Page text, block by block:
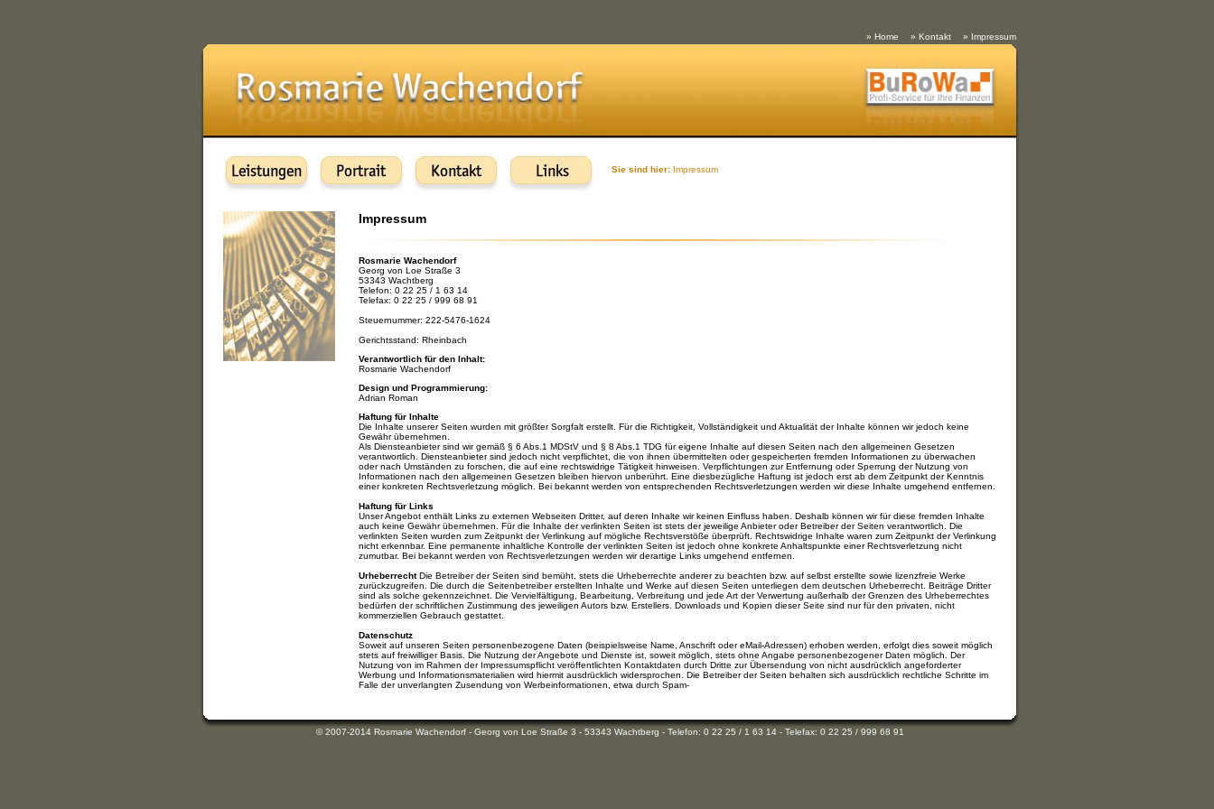
» Home » Kontakt » Impressum
Sie sind hier: Impressum
Impressum
Rosmarie Wachendorf
Georg von Loe Straße 3
53343 Wachtberg
Telefon: 0 22 25 / 1 63 14
Telefax: 0 22 25 / 999 68 91
Steuernummer: 222-5476-1624
Gerichtsstand: Rheinbach
Verantwortlich für den Inhalt:
Rosmarie Wachendorf
Design und Programmierung:
Adrian Roman
Haftung für Inhalte
Die Inhalte unserer Seiten wurden mit größter Sorgfalt erstellt. Für die Richtigkeit, Vollständigkeit und Aktualität der Inhalte können wir jedoch keine
Gewähr übernehmen.
Als Diensteanbieter sind wir gemäß § 6 Abs.1 MDStV und § 8 Abs.1 TDG für eigene Inhalte auf diesen Seiten nach den allgemeinen Gesetzen
verantwortlich. Diensteanbieter sind jedoch nicht verpflichtet, die von ihnen übermittelten oder gespeicherten fremden Informationen zu überwachen
oder nach Umständen zu forschen, die auf eine rechtswidrige Tätigkeit hinweisen. Verpflichtungen zur Entfernung oder Sperrung der Nutzung von
Informationen nach den allgemeinen Gesetzen bleiben hiervon unberührt. Eine diesbezügliche Haftung ist jedoch erst ab dem Zeitpunkt der Kenntnis
einer konkreten Rechtsverletzung möglich. Bei bekannt werden von entsprechenden Rechtsverletzungen werden wir diese Inhalte umgehend entfernen.
Haftung für Links
Unser Angebot enthält Links zu externen Webseiten Dritter, auf deren Inhalte wir keinen Einfluss haben. Deshalb können wir für diese fremden Inhalte
auch keine Gewähr übernehmen. Für die Inhalte der verlinkten Seiten ist stets der jeweilige Anbieter oder Betreiber der Seiten verantwortlich. Die
verlinkten Seiten wurden zum Zeitpunkt der Verlinkung auf mögliche Rechtsverstöße überprüft. Rechtswidrige Inhalte waren zum Zeitpunkt der Verlinkung
nicht erkennbar. Eine permanente inhaltliche Kontrolle der verlinkten Seiten ist jedoch ohne konkrete Anhaltspunkte einer Rechtsverletzung nicht
zumutbar. Bei bekannt werden von Rechtsverletzungen werden wir derartige Links umgehend entfernen.
UrheberrechtDie Betreiber der Seiten sind bemüht, stets die Urheberrechte anderer zu beachten bzw. auf selbst erstellte sowie lizenzfreie Werke
zurückzugreifen. Die durch die Seitenbetreiber erstellten Inhalte und Werke auf diesen Seiten unterliegen dem deutschen Urheberrecht. Beiträge Dritter
sind als solche gekennzeichnet. Die Vervielfältigung, Bearbeitung, Verbreitung und jede Art der Verwertung außerhalb der Grenzen des Urheberrechtes
bedürfen der schriftlichen Zustimmung des jeweiligen Autors bzw. Erstellers. Downloads und Kopien dieser Seite sind nur für den privaten, nicht
kommerziellen Gebrauch gestattet.
Datenschutz
Soweit auf unseren Seiten personenbezogene Daten (beispielsweise Name, Anschrift oder eMail-Adressen) erhoben werden, erfolgt dies soweit möglich
stets auf freiwilliger Basis. Die Nutzung der Angebote und Dienste ist, soweit möglich, stets ohne Angabe personenbezogener Daten möglich. Der
Nutzung von im Rahmen der Impressumspflicht veröffentlichten Kontaktdaten durch Dritte zur Übersendung von nicht ausdrücklich angeforderter
Werbung und Informationsmaterialien wird hiermit ausdrücklich widersprochen. Die Betreiber der Seiten behalten sich ausdrücklich rechtliche Schritte im
Falle der unverlangten Zusendung von Werbeinformationen, etwa durch Spam-
© 2007-2014 Rosmarie Wachendorf - Georg von Loe Straße 3 - 53343 Wachtberg - Telefon: 0 22 25 / 1 63 14 - Telefax: 0 22 25 / 999 68 91